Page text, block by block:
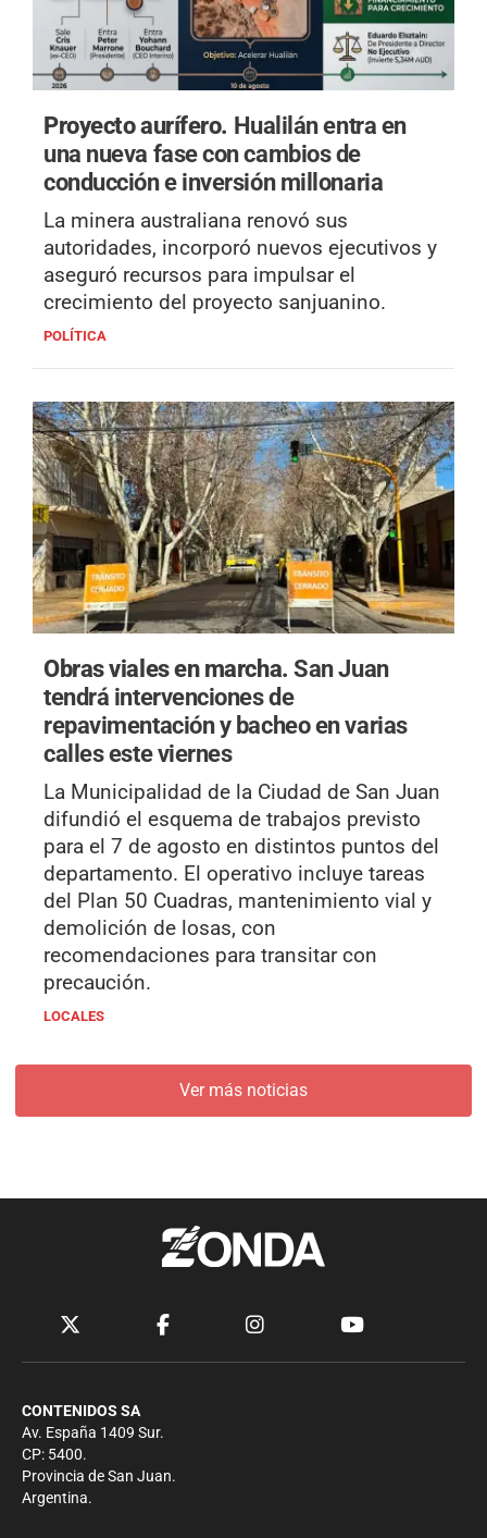
Proyecto aurífero. Hualilán entra en
una nueva fase con cambios de
conducción e inversión millonaria
La minera australiana renovó sus
autoridades, incorporó nuevos ejecutivos y
aseguró recursos para impulsar el
crecimiento del proyecto sanjuanino.
POLÍTICA
Obras viales en marcha.San Juan
tendrá intervenciones de
repavimentación y bacheo en varias
calles este viernes
La Municipalidad de la Ciudad de San Juan
difundió el esquema de trabajos previsto
para el 7 de agosto en distintos puntos del
departamento. El operativo incluye tareas
del Plan 50 Cuadras, mantenimiento vial y
demolición de losas, con
recomendaciones para transitar con
precaución.
LOCALES
Ver más noticias
CONTENIDOS SA
Av. España 1409 Sur.
CP: 5400.
Provincia de San Juan.
Argentina.